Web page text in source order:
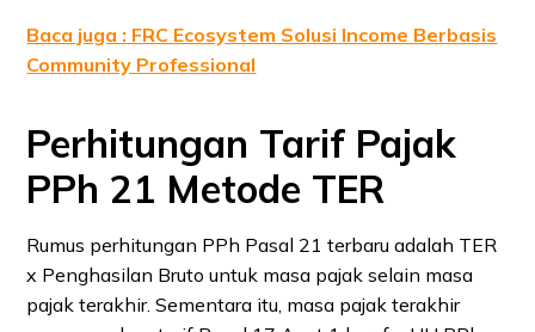
Baca juga : FRC Ecosystem Solusi Income Berbasis
Community Professional
Perhitungan Tarif Pajak
PPh 21 Metode TER
Rumus perhitungan PPh Pasal 21 terbaru adalah TER
x Penghasilan Bruto untuk masa pajak selain masa
pajak terakhir. Sementara itu, masa pajak terakhir